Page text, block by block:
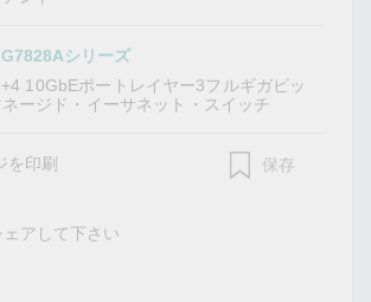
シリーズ
10GbEポートレイヤー3フルギガビッ
ネージド・イーサネット・スイッチ
を印刷 保存
アして下さい